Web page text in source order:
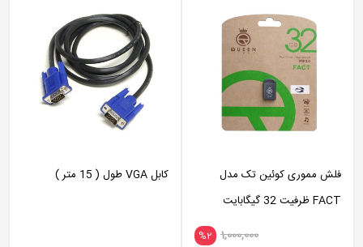
فلش مموری کوئین تک مدل
FACT ظرفیت 32 گیگابایت
%2 1,000,000
کابل VGA طول ( 15 متر )